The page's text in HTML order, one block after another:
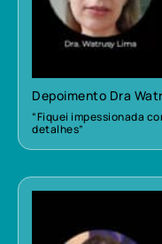
Depoimento Dra
“Fiquei impessionada
detalhes”